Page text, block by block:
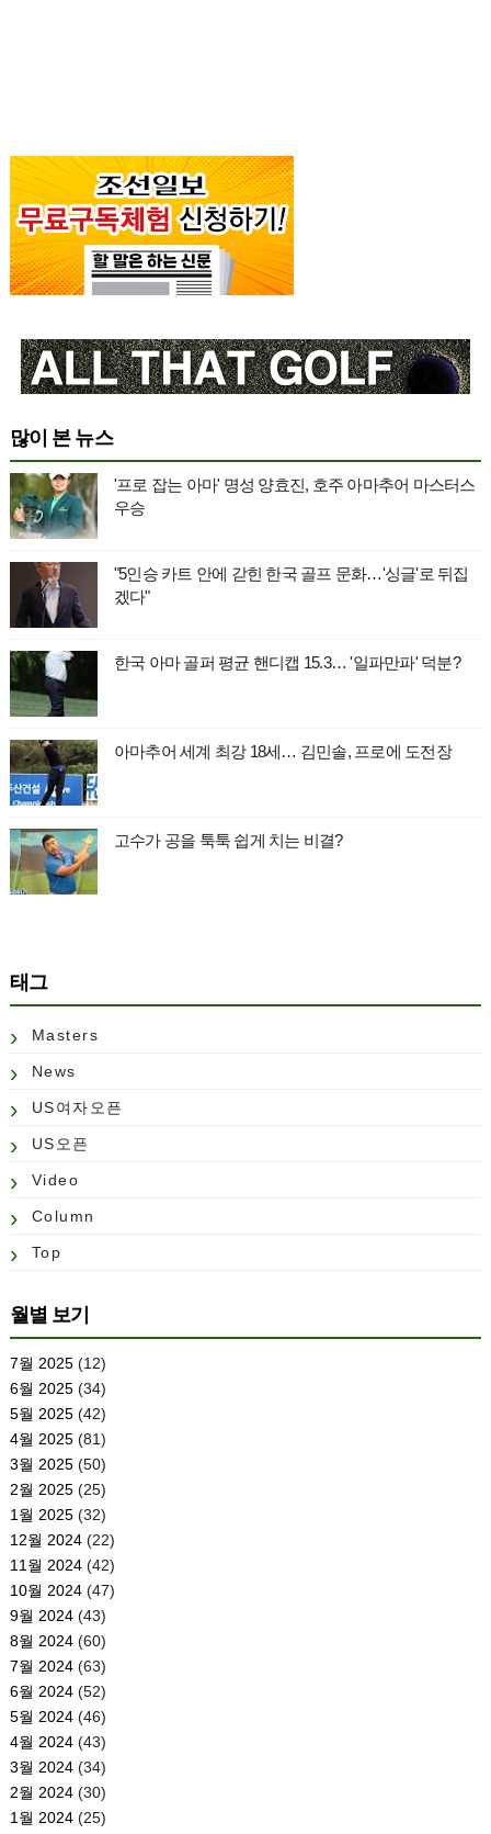
많이 본 뉴스
'프로 잡는 아마' 명성 양효진, 호주 아마추어 마스터스
우승
"5인승 카트 안에 갇힌 한국 골프 문화…'싱글'로 뒤집
겠다"
한국 아마 골퍼 평균 핸디캡 15.3… '일파만파' 덕분?
아마추어 세계 최강 18세… 김민솔, 프로에 도전장
고수가 공을 툭툭 쉽게 치는 비결?
태그
Masters
News
US여자오픈
US오픈
Video
Column
Top
월별 보기
7월 2025(12)
6월 2025(34)
5월 2025(42)
4월 2025(81)
3월 2025(50)
2월 2025(25)
1월 2025(32)
12월 2024(22)
11월 2024(42)
10월 2024(47)
9월 2024(43)
8월 2024(60)
7월 2024(63)
6월 2024(52)
5월 2024(46)
4월 2024(43)
3월 2024(34)
2월 2024(30)
1월 2024(25)